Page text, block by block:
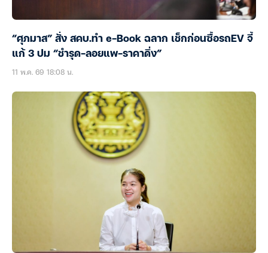
“ศุภมาส” สั่ง สคบ.ทำ e-Book ฉลาก เช็กก่อนซื้อรถEV จี้
แก้ 3 ปม “ชำรุด-ลอยแพ-ราคาดิ่ง”
11 พ.ค. 69 18:08 น.